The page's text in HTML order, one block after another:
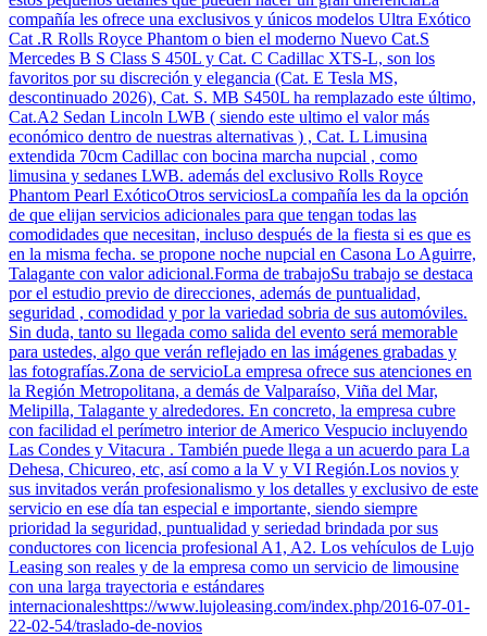
compañía les ofrece una exclusivos y únicos modelos Ultra Exótico
Cat .R Rolls Royce Phantom o bien el moderno Nuevo Cat.S
Mercedes B S Class S 450L y Cat. C Cadillac XTS-L, son los
favoritos por su discreción y elegancia (Cat. E Tesla MS,
descontinuado 2026), Cat. S. MB S450L ha remplazado este último,
Cat.A2 Sedan Lincoln LWB ( siendo este ultimo el valor más
económico dentro de nuestras alternativas ) , Cat. L Limusina
extendida 70cm Cadillac con bocina marcha nupcial , como
limusina y sedanes LWB. además del exclusivo Rolls Royce
Phantom Pearl ExóticoOtros serviciosLa compañía les da la opción
de que elijan servicios adicionales para que tengan todas las
comodidades que necesitan, incluso después de la fiesta si es que es
en la misma fecha. se propone noche nupcial en Casona Lo Aguirre,
Talagante con valor adicional.Forma de trabajoSu trabajo se destaca
por el estudio previo de direcciones, además de puntualidad,
seguridad , comodidad y por la variedad sobria de sus automóviles.
Sin duda, tanto su llegada como salida del evento será memorable
para ustedes, algo que verán reflejado en las imágenes grabadas y
las fotografías.Zona de servicioLa empresa ofrece sus atenciones en
la Región Metropolitana, a demás de Valparaíso, Viña del Mar,
Melipilla, Talagante y alrededores. En concreto, la empresa cubre
con facilidad el perímetro interior de Americo Vespucio incluyendo
Las Condes y Vitacura . También puede llega a un acuerdo para La
Dehesa, Chicureo, etc, así como a la V y VI Región.Los novios y
sus invitados verán profesionalismo y los detalles y exclusivo de este
servicio en ese día tan especial e importante, siendo siempre
prioridad la seguridad, puntualidad y seriedad brindada por sus
conductores con licencia profesional A1, A2. Los vehículos de Lujo
Leasing son reales y de la empresa como un servicio de limousine
con una larga trayectoria e estándares
internacionaleshttps://www.lujoleasing.com/index.php/2016-07-01-
22-02-54/traslado-de-novios